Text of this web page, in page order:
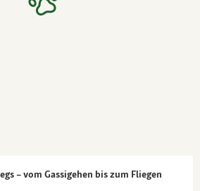
– vom Gassigehen bis zum Fliegen